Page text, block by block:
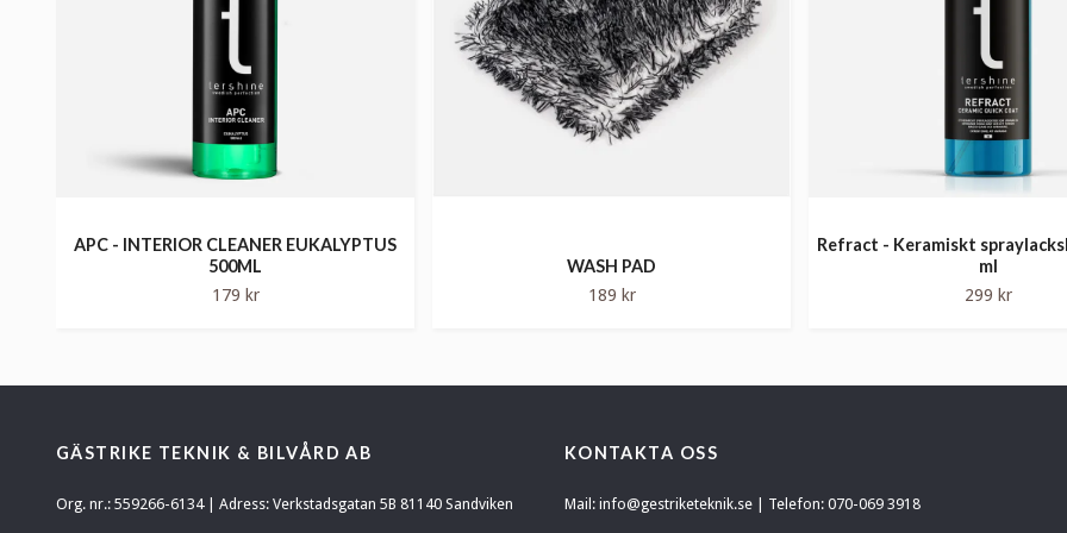
APC - INTERIOR CLEANER EUKALYPTUS
500ML
179 kr
WASH PAD
189 kr
Refract - Keramiskt
ml
299 kr
GÄSTRIKE TEKNIK & BILVÅRD AB
Org. nr.: 559266-6134 | Adress: Verkstadsgatan 5B 81140 Sandviken
KONTAKTA OSS
Mail: info@gestriketeknik.se| Telefon: 070-069 3918